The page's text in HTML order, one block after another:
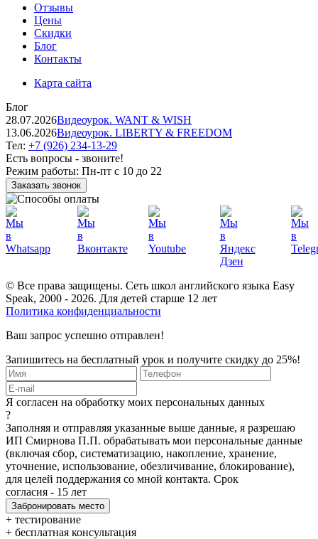
Отзывы
Цены
Скидки
Блог
Контакты
Карта сайта
Блог
28.07.2026Видеоурок. WANT & WISH
13.06.2026Видеоурок. LIBERTY & FREEDOM
Тел: +7 (926) 234-13-29
Есть вопросы - звоните!
Режим работы: Пн-пт с 10 до 22
Заказать звонок
© Все права защищены. Сеть школ английского языка Easy
Speak, 2000 - 2026. Для детей старше 12 лет
Политика конфиденциальности
Ваш запрос успешно отправлен!
Запишитесь на бесплатный урок и получите скидку до 25%!
Я согласен на обработку моих персональных данных
?
Заполняя и отправляя указанные выше данные, я разрешаю
ИП Смирнова П.П. обрабатывать мои персональные данные
(включая сбор, систематизацию, накопление, хранение,
уточнение, использование, обезличивание, блокирование),
для целей поддержания со мной контакта. Срок
согласия - 15 лет
+ тестирование
+ бесплатная консультация